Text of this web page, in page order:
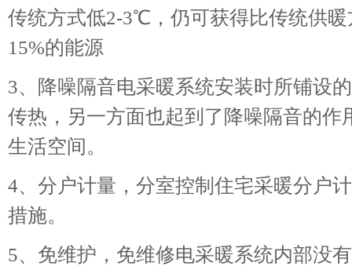
传统方式低2-3℃，仍可获得比传统供
15%的能源
3、降噪隔音电采暖系统安装时所铺设
传热，另一方面也起到了降噪隔音的
生活空间。
4、分户计量，分室控制住宅采暖分户
措施。
5、免维护，免维修电采暖系统内部没